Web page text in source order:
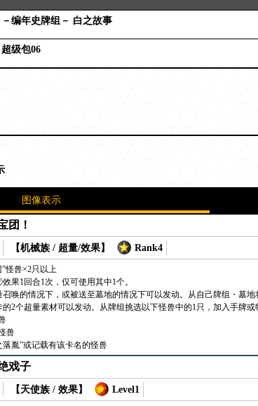
－编年史牌组－ 白之故事
超级包06
图像表示
团！
【机械族 / 超量/效果】 Rank4
怪兽×2只以上
果1回合1次，仅可使用其中1个。
唤的情况下，或被送至墓地的情况下可以发动。从自己牌组・墓地
2个超量素材可以发动。从牌组挑选以下怪兽中的1只，加入手牌或
兽
落胤”或记载有该卡名的怪兽
戏子
【天使族 / 效果】 Level1